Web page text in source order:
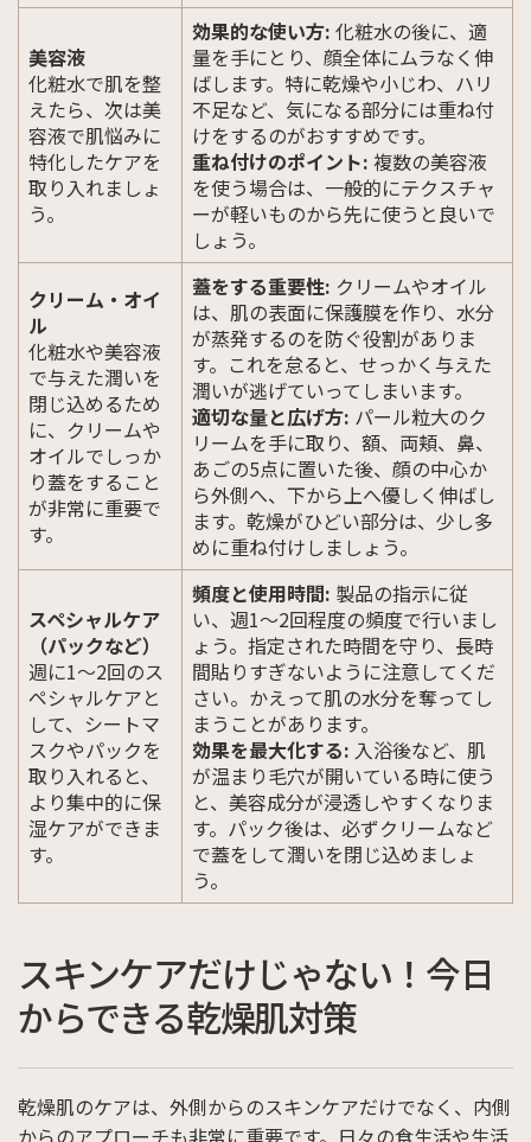
美容液
化粧水で肌を整
えたら、次は美
容液で肌悩みに
特化したケアを
取り入れましょ
う。
効果的な使い方: 化粧水の後に、適
量を手にとり、顔全体にムラなく伸
ばします。特に乾燥や小じわ、ハリ
不足など、気になる部分には重ね付
けをするのがおすすめです。
重ね付けのポイント: 複数の美容液
を使う場合は、一般的にテクスチャ
ーが軽いものから先に使うと良いで
しょう。
クリーム・オイ
ル
化粧水や美容液
で与えた潤いを
閉じ込めるため
に、クリームや
オイルでしっか
り蓋をすること
が非常に重要で
す。
蓋をする重要性: クリームやオイル
は、肌の表面に保護膜を作り、水分
が蒸発するのを防ぐ役割がありま
す。これを怠ると、せっかく与えた
潤いが逃げていってしまいます。
適切な量と広げ方: パール粒大のク
リームを手に取り、額、両頬、鼻、
あごの5点に置いた後、顔の中心か
ら外側へ、下から上へ優しく伸ばし
ます。乾燥がひどい部分は、少し多
めに重ね付けしましょう。
スペシャルケア
（パックなど）
週に1～2回のス
ペシャルケアと
して、シートマ
スクやパックを
取り入れると、
より集中的に保
湿ケアができま
す。
頻度と使用時間: 製品の指示に従
い、週1〜2回程度の頻度で行いまし
ょう。指定された時間を守り、長時
間貼りすぎないように注意してくだ
さい。かえって肌の水分を奪ってし
まうことがあります。
効果を最大化する: 入浴後など、肌
が温まり毛穴が開いている時に使う
と、美容成分が浸透しやすくなりま
す。パック後は、必ずクリームなど
で蓋をして潤いを閉じ込めましょ
う。
スキンケアだけじゃない！今日
からできる乾燥肌対策
乾燥肌のケアは、外側からのスキンケアだけでなく、内側
からのアプローチも非常に重要です。日々の食生活や生活